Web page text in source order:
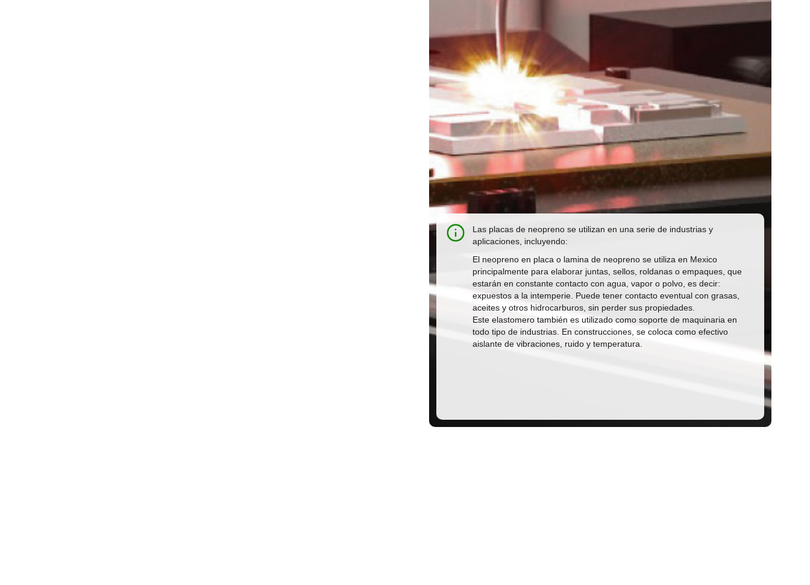
Las placas de neopreno se utilizan en una serie de industrias y
aplicaciones, incluyendo:
El neopreno en placa o lamina de neopreno se utiliza en Mexico
principalmente para elaborar juntas, sellos, roldanas o empaques, que
estarán en constante contacto con agua, vapor o polvo, es decir:
expuestos a la intemperie. Puede tener contacto eventual con grasas,
aceites y otros hidrocarburos, sin perder sus propiedades.
Este elastomero también es utilizado como soporte de maquinaria en
todo tipo de industrias. En construcciones, se coloca como efectivo
aislante de vibraciones, ruido y temperatura.